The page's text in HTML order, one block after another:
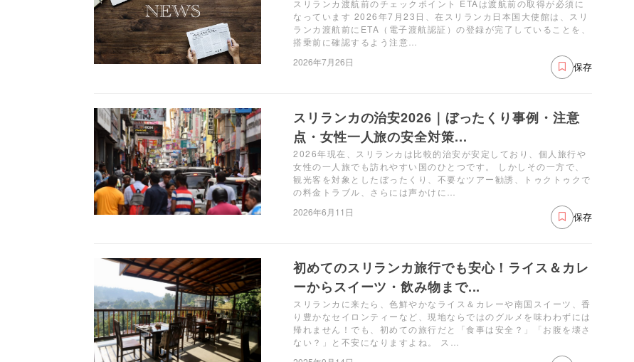
スリランカ渡航前のチェックポイント ETAは渡航前の取得が必須に
なっています 2026年7月23日、在スリランカ日本国大使館は、スリ
ランカ渡航前にETA（電子渡航認証）の登録が完了していることを、
搭乗前に確認するよう注意…
2026年7月26日
保存
スリランカの治安2026｜ぼったくり事例・注意
点・女性一人旅の安全対策...
2026年現在、スリランカは比較的治安が安定しており、個人旅行や
女性の一人旅でも訪れやすい国のひとつです。 しかしその一方で、
観光客を対象としたぼったくり、不要なツアー勧誘、トゥクトゥクで
の料金トラブル、さらには声かけに…
2026年6月11日
保存
初めてのスリランカ旅行でも安心！ライス＆カレ
ーからスイーツ・飲み物まで...
スリランカに来たら、色鮮やかなライス＆カレーや南国スイーツ、香
り豊かなセイロンティーなど、現地ならではのグルメを味わわずには
帰れません！でも、初めての旅行だと「食事は安全？」「お腹を壊さ
ない？」と不安になりますよね。 ス…